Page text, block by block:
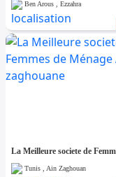
Ben Arous , Ezzahra
Tunis , Ain Zaghouan